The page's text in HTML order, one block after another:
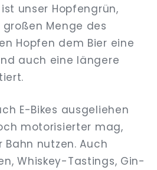
unser Hopfengrün,
Menge des
Hopfen dem Bier eine
auch eine längere
E-Bikes ausgeliehen
motorisierter mag,
nutzen. Auch
Whiskey-Tastings, Gin-